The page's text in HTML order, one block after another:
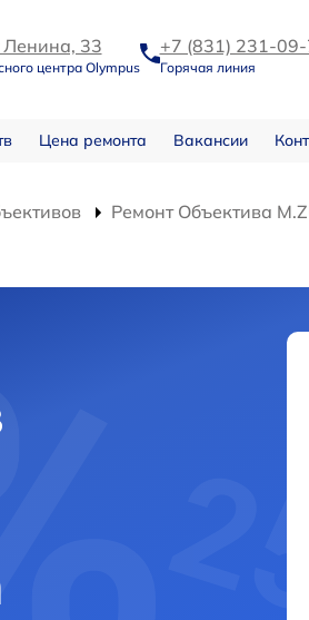
Ленина, 33
центра Olympus
+7 (831) 231-
Горячая линия
Цена ремонта Вакансии
Ремонт Объектива